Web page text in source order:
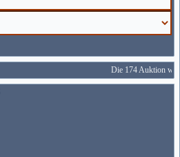
Die 174 Auktion